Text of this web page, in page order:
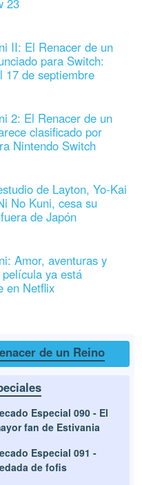
23
II: El Renacer de un
para Switch:
17 de septiembre
2: El Renacer de un
clasificado por
Nintendo Switch
de Layton, Yo-Kai
No Kuni, cesa su
de Japón
Amor, aventuras y
ya está
en Netflix
de un Reino
Especial 090 - El
fan de Estivania
Especial 091 -
de fofis